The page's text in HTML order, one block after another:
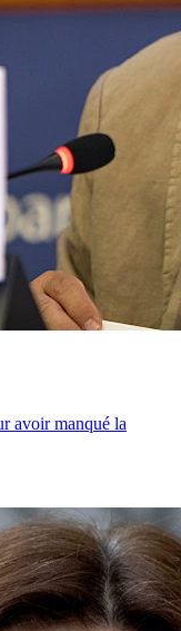
avoir manqué la